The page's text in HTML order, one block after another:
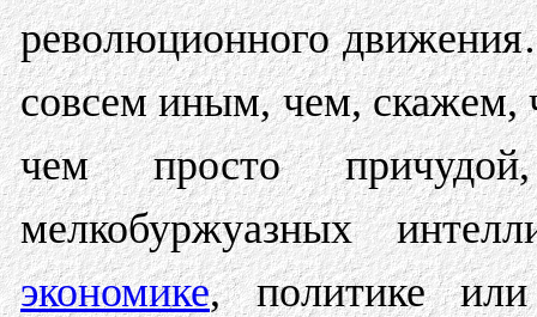
революционного
совсем иным, чем, скажем,
чем просто причудой,
мелкобуржуазных
экономике, политике